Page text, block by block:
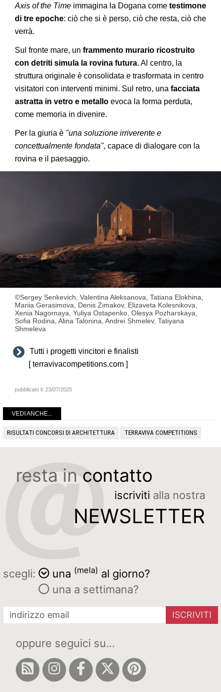
Axis of the Time immagina la Dogana come testimone
di tre epoche: ciò che si è perso, ciò che resta, ciò che
verrà.
Sul fronte mare, un frammento murario ricostruito
con detriti simula la rovina futura. Al centro, la
struttura originale è consolidata e trasformata in centro
visitatori con interventi minimi. Sul retro, una facciata
astratta in vetro e metallo evoca la forma perduta,
come memoria in divenire.
Per la giuria è "una soluzione irriverente e
concettualmente fondata", capace di dialogare con la
rovina e il paesaggio.
©Sergey Senkevich, Valentina Aleksanova, Tatiana Elokhina,
Mariia Gerasimova, Denis Zimakov, Elizaveta Kolesnikova,
Xenia Nagornaya, Yuliya Ostapenko, Olesya Pozharskaya,
Sofia Rodina, Alina Talonina, Andrei Shmelev, Tatiyana
Shmeleva
Tutti i progetti vincitori e finalisti
[ terravivacompetitions.com ]
pubblicato il: 23/07/2025
VEDI ANCHE...
RISULTATI CONCORSI DI ARCHITETTURA TERRAVIVA COMPETITIONS
resta in contatto
iscriviti alla nostra
NEWSLETTER
scegli: una (mela) al giorno?
una a settimana?
ISCRIVITI
oppure seguici su...